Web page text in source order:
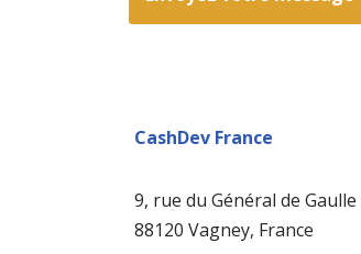
CashDev France
9, rue du Général de Gaulle
88120 Vagney, France